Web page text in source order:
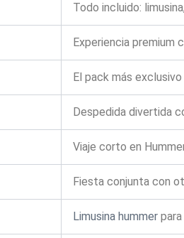
Todo incluido:
Experiencia
El pack más
Despedida divertida
Viaje corto en
Fiesta conjunta con
Limusina hummer